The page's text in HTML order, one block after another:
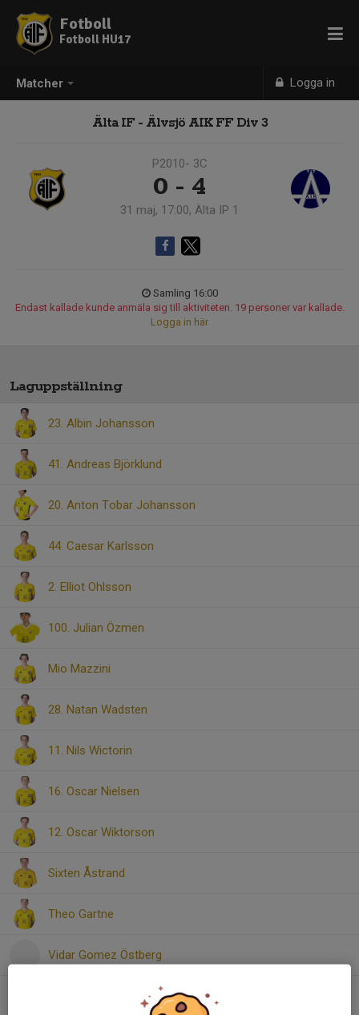
Matcher Logga in
Fotboll
Fotboll HU17
Älta IF - Älvsjö AIK FF Div 3
P2010- 3C
0 - 4
31 maj, 17:00, Älta IP 1
Samling 16:00
Endast kallade kunde anmäla sig till aktiviteten. 19 personer var kallade.
Logga in här
Laguppställning
23. Albin Johansson
41. Andreas Björklund
20. Anton Tobar Johansson
44. Caesar Karlsson
2. Elliot Ohlsson
100. Julian Özmen
Mio Mazzini
28. Natan Wadsten
11. Nils Wictorin
16. Oscar Nielsen
12. Oscar Wiktorson
Sixten Åstrand
Theo Gartne
Vidar Gomez Östberg
36. Vilmer Sigsjö Vasiljevic